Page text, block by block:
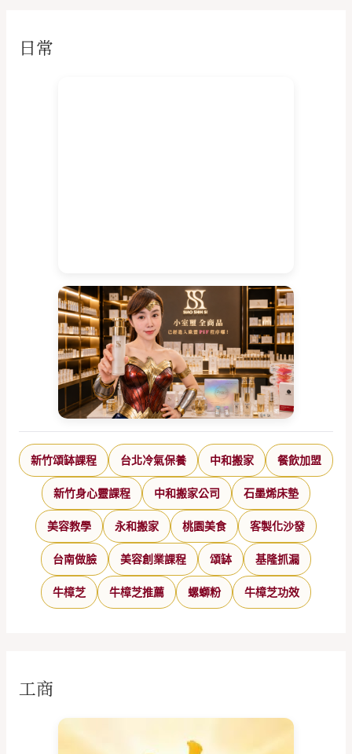
日常
新竹頌缽課程 台北冷氣保養 中和搬家 餐飲加盟
新竹身心靈課程 中和搬家公司 石墨烯床墊
美容教學 永和搬家 桃園美食 客製化沙發
台南做臉 美容創業課程 頌缽 基隆抓漏
牛樟芝 牛樟芝推薦 螺螄粉 牛樟芝功效
工商